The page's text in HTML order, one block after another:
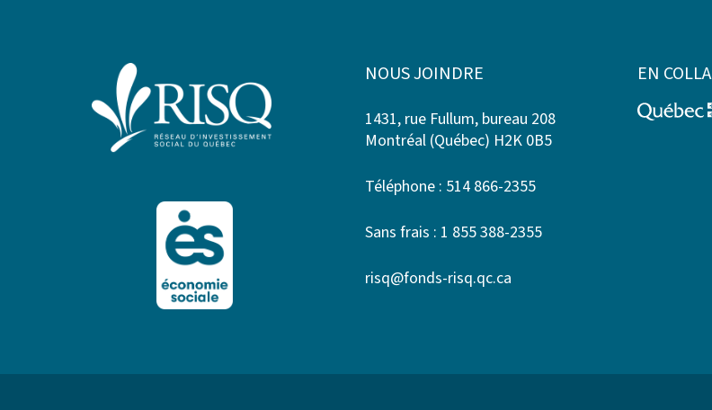
NOUS JOINDRE
1431, rue Fullum, bureau 208
Montréal (Québec) H2K 0B5
Téléphone : 514 866-2355
Sans frais : 1 855 388-2355
risq@fonds-risq.qc.ca
EN